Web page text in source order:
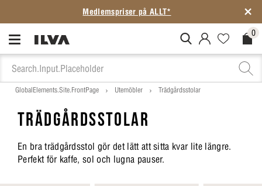
Medlemspriser på ALLT*
MitIlva.Login 0
GlobalElements.Site.FrontPage Utemöbler Trädgårdsstolar
TRÄDGÅRDSSTOLAR
En bra trädgårdsstol gör det lätt att sitta kvar lite längre.
Perfekt för kaffe, sol och lugna pauser.